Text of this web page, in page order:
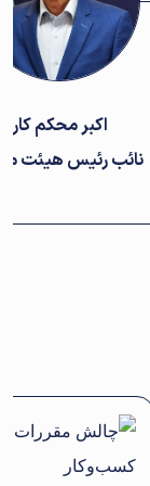
اکبر محکم کار
نائب رئیس هیئت